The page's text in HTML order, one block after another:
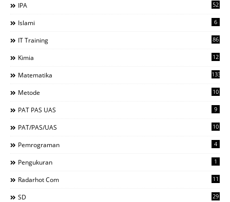
IPA 52
Islami 6
IT Training 86
Kimia 12
Matematika 133
Metode 10
PAT PAS UAS 9
PAT/PAS/UAS 10
Pemrograman 4
Pengukuran 1
Radarhot Com 11
SD 29